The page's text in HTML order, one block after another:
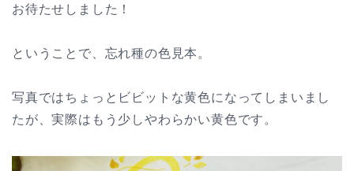
お待たせしました！
ということで、忘れ種の色見本。
写真ではちょっとビビットな黄色になってしまいまし
たが、実際はもう少しやわらかい黄色です。